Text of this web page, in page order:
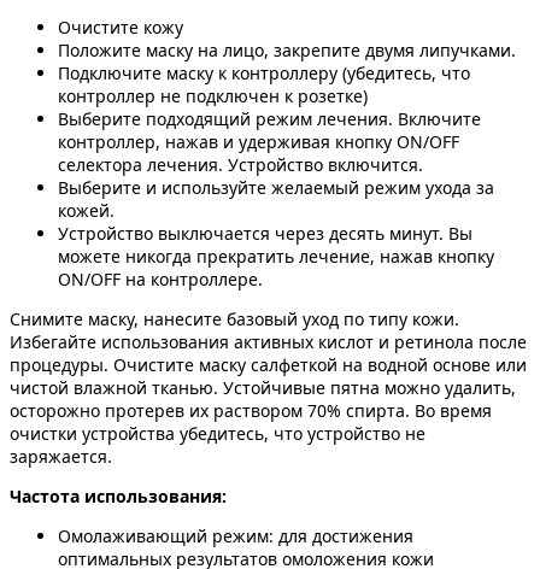
Очистите кожу
Положите маску на лицо, закрепите двумя липучками.
Подключите маску к контроллеру (убедитесь, что
контроллер не подключен к розетке)
Выберите подходящий режим лечения. Включите
контроллер, нажав и удерживая кнопку ON/OFF
селектора лечения. Устройство включится.
Выберите и используйте желаемый режим ухода за
кожей.
Устройство выключается через десять минут. Вы
можете никогда прекратить лечение, нажав кнопку
ON/OFF на контроллере.
Снимите маску, нанесите базовый уход по типу кожи.
Избегайте использования активных кислот и ретинола после
процедуры. Очистите маску салфеткой на водной основе или
чистой влажной тканью. Устойчивые пятна можно удалить,
осторожно протерев их раствором 70% спирта. Во время
очистки устройства убедитесь, что устройство не
заряжается.
Частота использования:
Омолаживающий режим: для достижения
оптимальных результатов омоложения кожи